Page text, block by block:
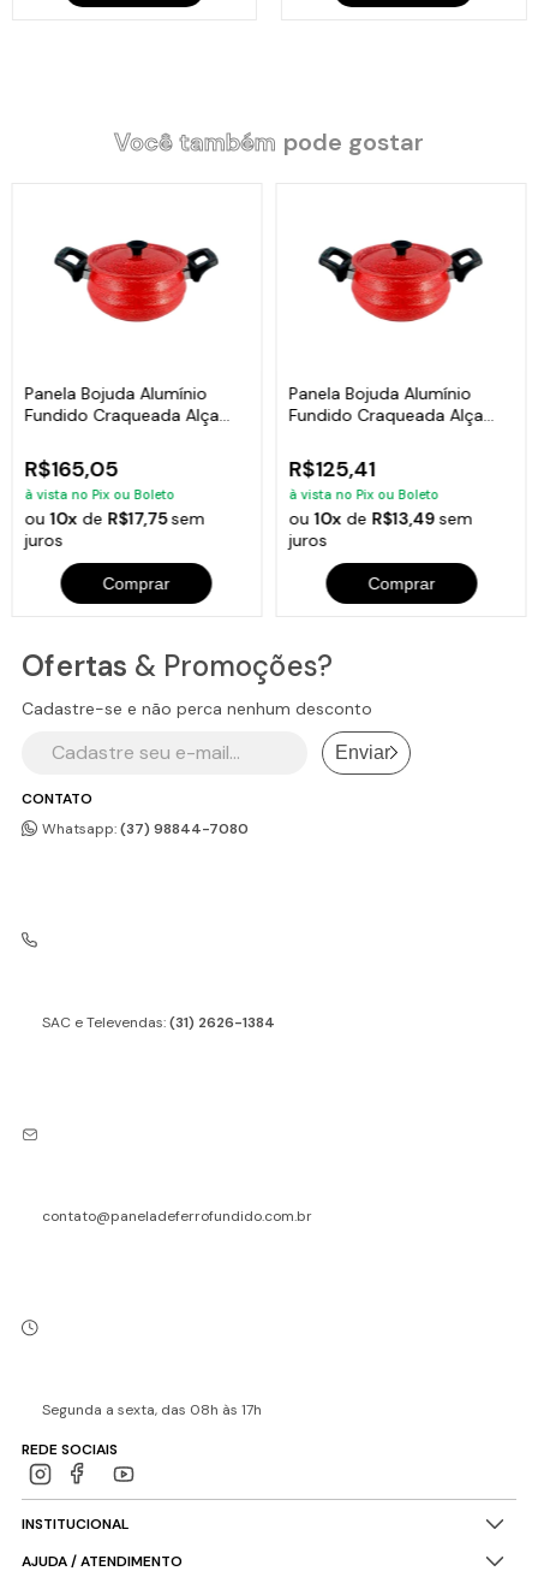
Você também pode gostar
Panela Bojuda Alumínio
Fundido Craqueada Alça
R$165,05
à vista no Pix ou Boleto
ou10x de R$17,75sem
juros
Comprar
Panela Bojuda Alumínio
Fundido Craqueada Alça
R$125,41
à vista no Pix ou Boleto
ou10x de R$13,49sem
juros
Comprar
CONTATO
Whatsapp:(37) 98844-7080
SAC e Televendas:(31) 2626-1384
contato@paneladeferrofundido.com.br
Segunda a sexta, das 08h às 17h
REDE SOCIAIS
INSTITUCIONAL
AJUDA / ATENDIMENTO
Ofertas & Promoções?
Cadastre-se e não perca nenhum desconto
Enviar